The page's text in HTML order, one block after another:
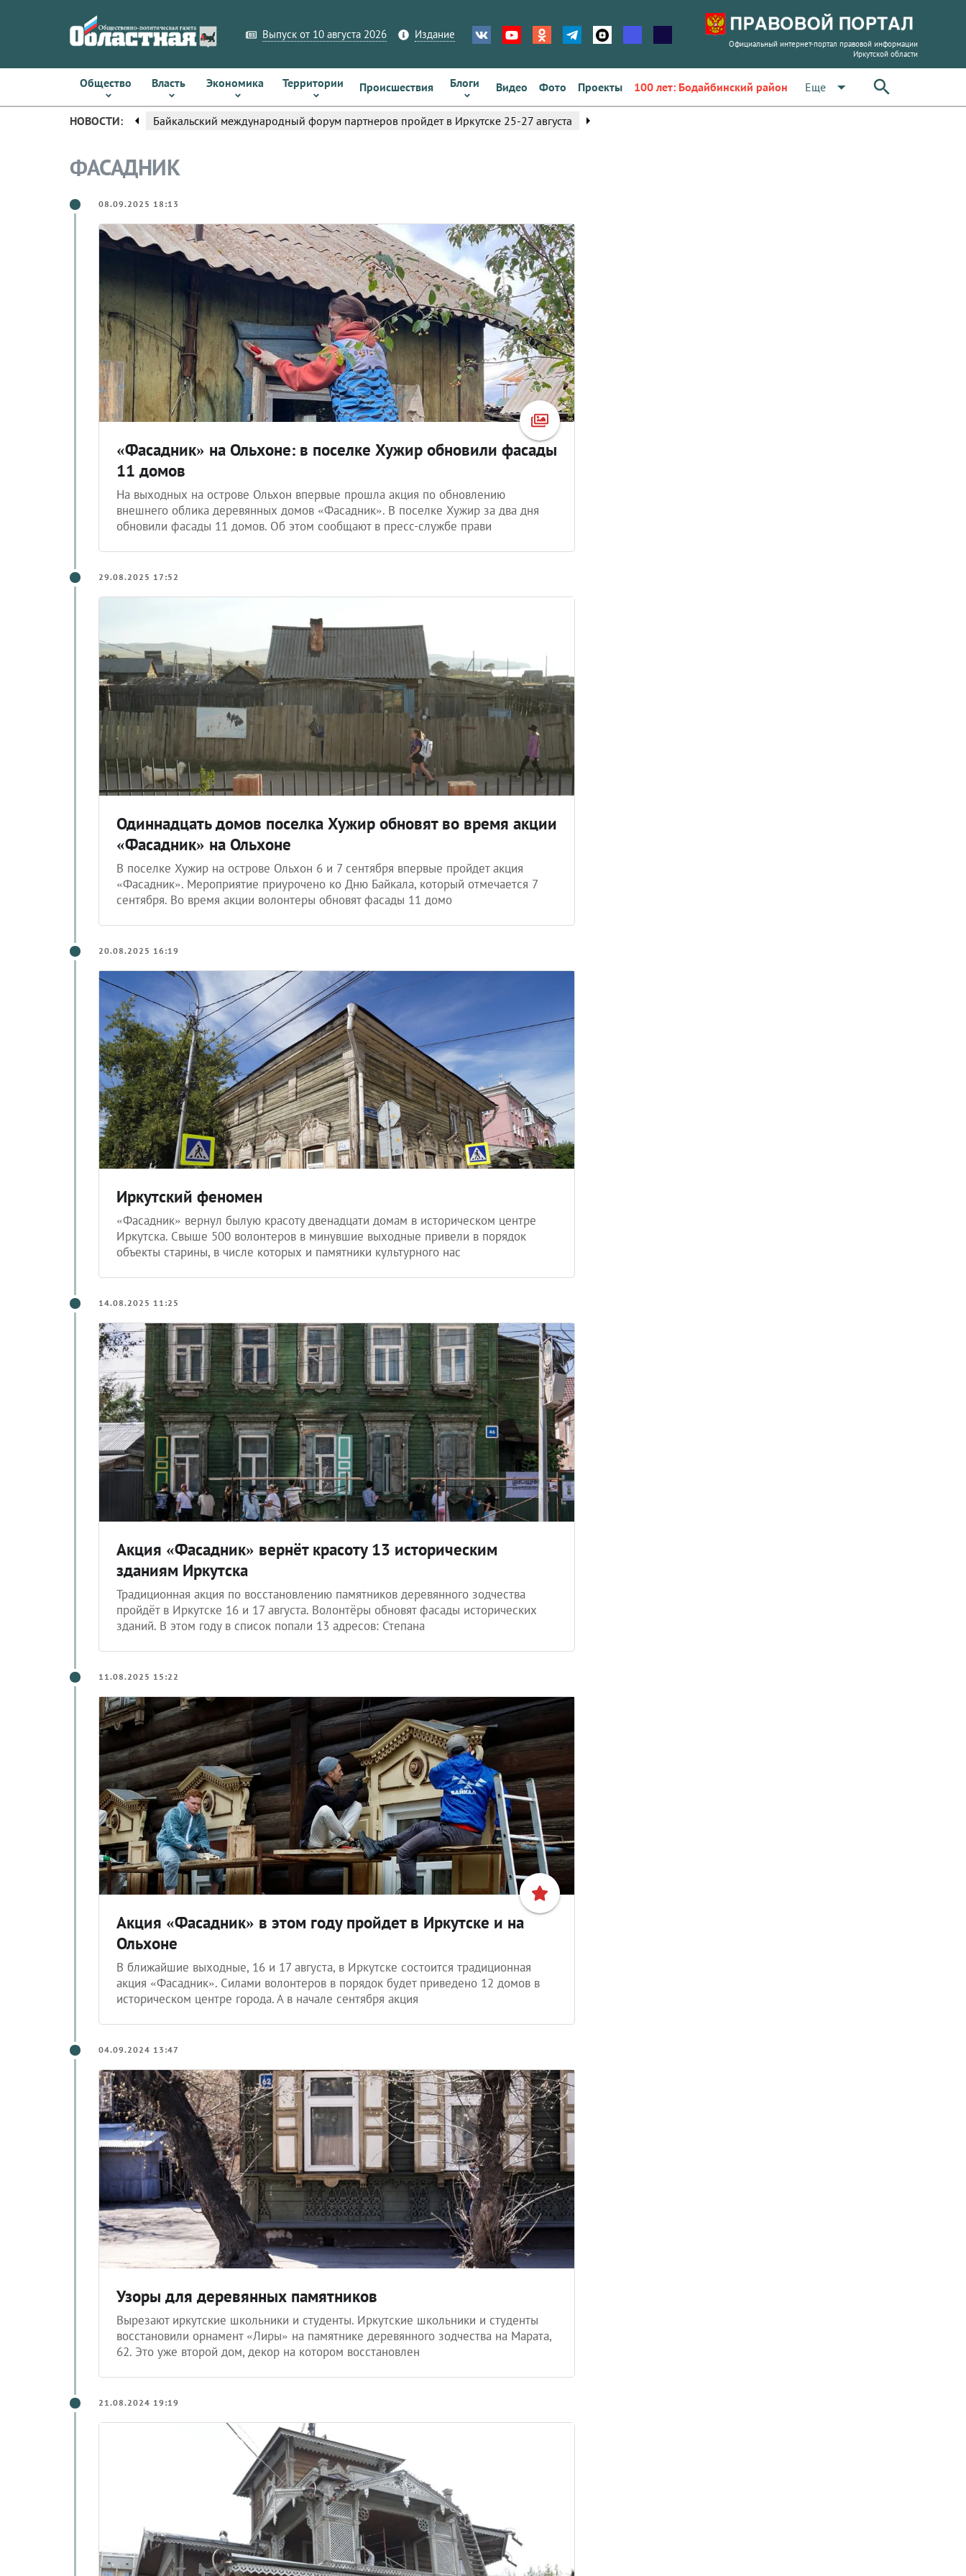
Выпуск от 10 августа 2026 Издание
Официальный интернет-портал правовой информации
Иркутской области
Общество Власть Экономика Территории Происшествия Блоги Видео Фото Проекты 100 лет: Бодайбинский район Еще arrow_drop_down
НОВОСТИ: arrow_left Байкальский международный форум партнеров пройдет в Иркутске 25-27 августа arrow_right
ФАСАДНИК
08.09.2025 18:13
«Фасадник» на Ольхоне: в поселке Хужир обновили фасады
11 домов
На выходных на острове Ольхон впервые прошла акция по обновлению
внешнего облика деревянных домов «Фасадник». В поселке Хужир за два дня
обновили фасады 11 домов. Об этом сообщают в пресс-службе прави
29.08.2025 17:52
Одиннадцать домов поселка Хужир обновят во время акции
«Фасадник» на Ольхоне
В поселке Хужир на острове Ольхон 6 и 7 сентября впервые пройдет акция
«Фасадник». Мероприятие приурочено ко Дню Байкала, который отмечается 7
сентября. Во время акции волонтеры обновят фасады 11 домо
20.08.2025 16:19
Иркутский феномен
«Фасадник» вернул былую красоту двенадцати домам в историческом центре
Иркутска. Свыше 500 волонтеров в минувшие выходные привели в порядок
объекты старины, в числе которых и памятники культурного нас
14.08.2025 11:25
Акция «Фасадник» вернёт красоту 13 историческим
зданиям Иркутска
Традиционная акция по восстановлению памятников деревянного зодчества
пройдёт в Иркутске 16 и 17 августа. Волонтёры обновят фасады исторических
зданий. В этом году в список попали 13 адресов: Степана
11.08.2025 15:22
Акция «Фасадник» в этом году пройдет в Иркутске и на
Ольхоне
В ближайшие выходные, 16 и 17 августа, в Иркутске состоится традиционная
акция «Фасадник». Силами волонтеров в порядок будет приведено 12 домов в
историческом центре города. А в начале сентября акция
04.09.2024 13:47
Узоры для деревянных памятников
Вырезают иркутские школьники и студенты. Иркутские школьники и студенты
восстановили орнамент «Лиры» на памятнике деревянного зодчества на Марата,
62. Это уже второй дом, декор на котором восстановлен
21.08.2024 19:19